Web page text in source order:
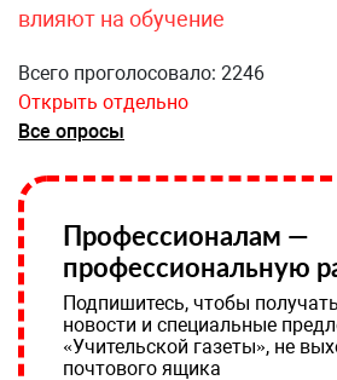
влияют на обучение
Всего проголосовало: 2246
Открыть отдельно
Все опросы
Профессионалам —
профессиональную
Подпишитесь, чтобы
новости и специальные
«Учительской газеты», не
почтового ящика